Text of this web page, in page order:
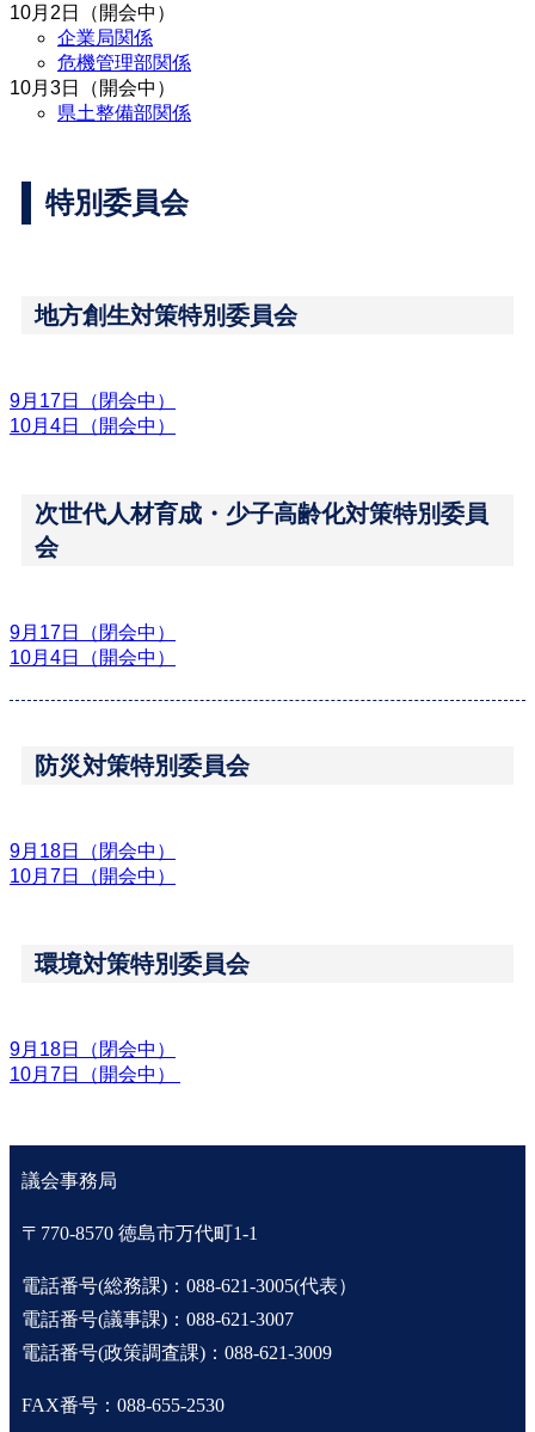
10月2日（開会中）
企業局関係
危機管理部関係
10月3日（開会中）
県土整備部関係
特別委員会
地方創生対策特別委員会
9月17日（閉会中）
10月4日（開会中）
次世代人材育成・少子高齢化対策特別委員
会
9月17日（閉会中）
10月4日（開会中）
防災対策特別委員会
9月18日（閉会中）
10月7日（開会中）
環境対策特別委員会
9月18日（閉会中）
10月7日（開会中）
議会事務局
〒770-8570 徳島市万代町1-1
電話番号(総務課)：088-621-3005(代表）
電話番号(議事課)：088-621-3007
電話番号(政策調査課)：088-621-3009
FAX番号：088-655-2530